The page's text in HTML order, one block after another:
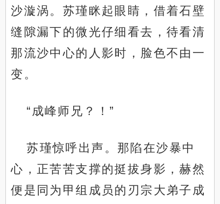
沙漩涡。苏瑾眯起眼睛，借着石壁
缝隙漏下的微光仔细看去，待看清
那流沙中心的人影时，脸色不由一
变。
“成峰师兄？！”
苏瑾惊呼出声。那陷在沙暴中
心，正苦苦支撑的挺拔身影，赫然
便是同为甲组成员的刃宗大弟子成